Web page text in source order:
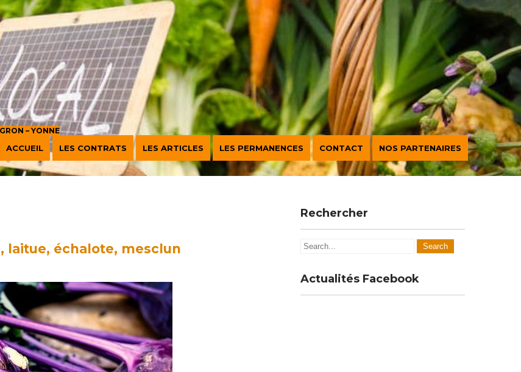
– YONNE
ACCUEIL LES CONTRATS LES ARTICLES LES PERMANENCES CONTACT NOS PARTENAIRES
laitue, échalote, mesclun
Rechercher
Actualités Facebook